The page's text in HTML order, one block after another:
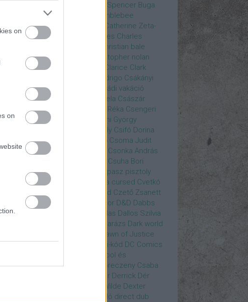
on
on
Bud Spencer Buga
bukott birodalom
Bumblebee
Cameron Diaz
Catherine Zeta-
Jones CD Projekt Red Charles Charles
christian bale
Christopher Eccleston
christopher nolan
Chris Hemsworth
Clarice Clark
Crespo Rodrigo Csákányi
Eszter Csákányi László
Családi vakáció
Csankó Zoltán
Császár Angela Császár
Róbert Cseke Péter Csellár Réka Csengeri
Attila
Csere Ágnes
Cserhalmi György
Csiby Gergely Csifó Dorina
Csillagok Háborúja
Csodanő Csoma Judit
Csomós Mari
Csonka András
Csuha Bori
Csuha Lajos
Csupasz pisztoly
Csurka László
Csűrös Karola cursed Cvetkó
Czető Roland Czető Zsanett
Czigány Judit
Czvetkó Sándor D&D Dabbs
Greer
Dallas Dallos Szilvia
Darázs Dark world
Dawn of Justice
Days of Future Past
Da Vinci-kód DC Comics
Deadpool és
Rozsomák Dead To Me
Debreczeny Csaba
Denevérember Derrick Dér
Devora Wilde Dexter
díjátadó direct dub